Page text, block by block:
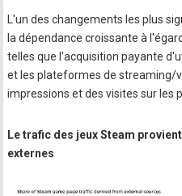
L'un des changements les plus
la dépendance croissante à
telles que l'acquisition payante
et les plateformes de streaming/
impressions et des visites sur les
Le trafic des jeux Steam
externes